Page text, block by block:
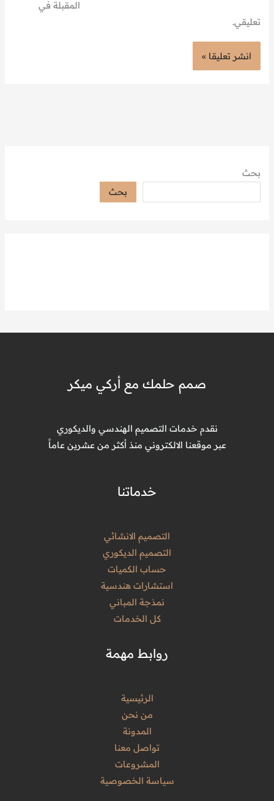
المقبلة في
تعليقي.
بحث
بحث
صمم حلمك مع أركي ميكر
نقدم خدمات التصميم الهندسي والديكوري
عبر موقعنا الالكتروني منذ أكثر من عشرين عاماً
خدماتنا
التصميم الانشائي
التصميم الديكوري
حساب الكميات
استشارات هندسية
نمذجة المباني
كل الخدمات
روابط مهمة
الرئيسية
من نحن
المدونة
تواصل معنا
المشروعات
سياسة الخصوصية